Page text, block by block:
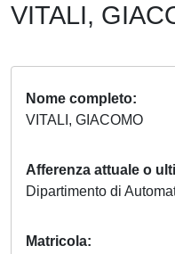
VITALI,
Nome completo
VITALI, GIACOMO
Afferenza attuale o
Dipartimento di
Matricola